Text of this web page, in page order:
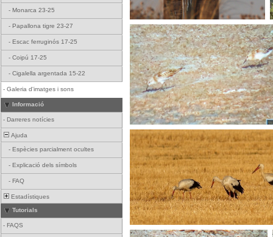
- Monarca 23-25
- Papallona tigre 23-27
- Escac ferruginós 17-25
- Coipú 17-25
- Cigalella argentada 15-22
- Galeria d'imatges i sons
Informació
- Darreres notícies
Ajuda
- Espècies parcialment ocultes
- Explicació dels símbols
- FAQ
Estadístiques
Tutorials
- FAQS